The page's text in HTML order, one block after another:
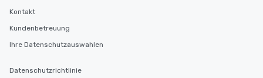
Kontakt
Kundenbetreuung
Ihre Datenschutzauswahlen
Datenschutzrichtlinie